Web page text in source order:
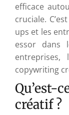
efficace
cruciale.
ups et les
essor dans
copywriting
créatif ?